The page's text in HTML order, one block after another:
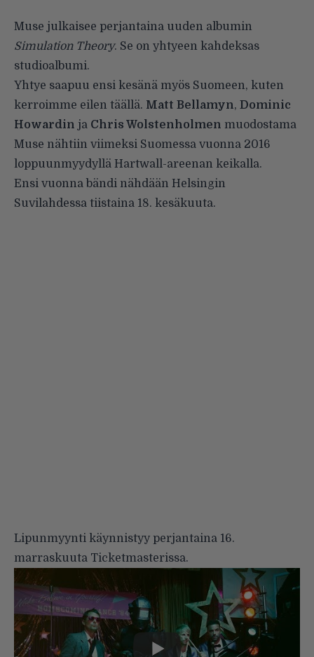
Muse julkaisee perjantaina uuden albumin
Simulation Theory. Se on yhtyeen kahdeksas
studioalbumi.
Yhtye saapuu ensi kesänä myös Suomeen, kuten
kerroimme eilen täällä. Matt Bellamyn, Dominic
Howardin ja Chris Wolstenholmen muodostama
Muse nähtiin viimeksi Suomessa vuonna 2016
loppuunmyydyllä Hartwall-areenan keikalla.
Ensi vuonna bändi nähdään Helsingin
Suvilahdessa tiistaina 18. kesäkuuta.
Lipunmyynti käynnistyy perjantaina 16.
marraskuuta Ticketmasterissa.